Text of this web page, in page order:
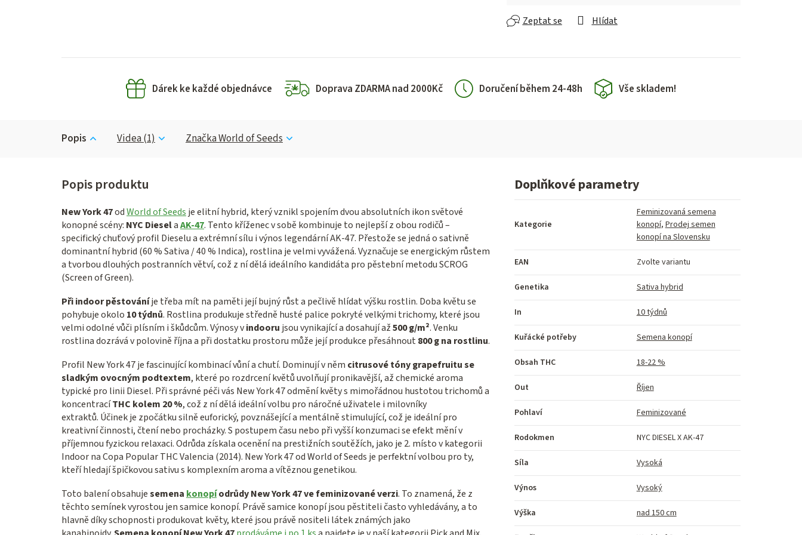
Zeptat se Hlídat
Dárek ke každé objednávce Doprava ZDARMA nad 2000Kč Doručení během 24-48h Vše skladem!
Popis Videa (1) ZnačkaWorld of Seeds
New York 47odWorld of Seeds je elitní hybrid, který vznikl spojením dvou absolutních ikon světové
konopné scény: NYC DieselaAK-47. Tento kříženec v sobě kombinuje to nejlepší z obou rodičů –
specifický chuťový profil Dieselu a extrémní sílu i výnos legendární AK-47. Přestože se jedná o sativně
dominantní hybrid (60 % Sativa / 40 % Indica), rostlina je velmi vyvážená.Vyznačuje se energickým růstem
a tvorbou dlouhých postranních větví,což z ní dělá ideálního kandidáta pro pěstební metodu SCROG
(Screen of Green).
Při indoor pěstováníje třeba mít na paměti její bujný růst a pečlivě hlídat výšku rostlin. Doba květu se
pohybuje okolo 10 týdnů. Rostlina produkuje středně husté palice pokryté velkými trichomy, které jsou
velmi odolné vůči plísním i škůdcům.Výnosy vindooru jsou vynikající a dosahují až500 g/m².Venku
rostlina dozrává v polovině října a při dostatku prostoru může její produkce přesáhnout 800 g na rostlinu.
Profil New York 47 je fascinující kombinací vůní a chutí. Dominují v něm citrusové tóny grapefruitu se
sladkým ovocným podtextem, které po rozdrcení květů uvolňují pronikavější,až chemické aroma
typické pro linii Diesel. Při správné péči vás New York 47 odmění květy s mimořádnou hustotou trichomů a
koncentracíTHC kolem 20 %, což z ní dělá ideální volbu pro náročné uživatele i milovníky
extraktů. Účinek je zpočátku silně euforický, povznášející a mentálně stimulující,což je ideální pro
kreativní činnosti,čtení nebo procházky.S postupem času nebo při vyšší konzumaci se efekt mění v
příjemnou fyzickou relaxaci.Odrůda získala ocenění na prestižních soutěžích, jako je 2. místo v kategorii
Indoor na Copa Popular THC Valencia (2014). New York 47 od World of Seeds je perfektní volbou pro ty,
kteří hledají špičkovou sativu s komplexním aroma a vítěznou genetikou.
Toto balení obsahujesemena konopíodrůdy New York 47 ve feminizované verzi. To znamená, že z
těchto semínek vyrostou jen samice konopí. Právě samice konopí jsou pěstiteli často vyhledávány, a to
hlavně díky schopnosti produkovat květy, které jsou právě nositeli látek známých jako
Doplňkové parametry
Kategorie
Feminizovaná semena
konopí, Prodej semen
konopí na Slovensku
EAN Zvolte variantu
Genetika Sativa hybrid
In 10 týdnů
Kuřácké potřeby Semena konopí
Obsah THC 18-22 %
Out Říjen
Pohlaví Feminizované
Rodokmen NYC DIESEL X AK-47
Síla Vysoká
Výnos Vysoký
Výška nad 150 cm